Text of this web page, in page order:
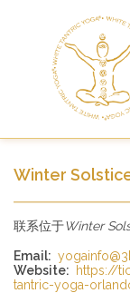
Winter
联系位于Winter
Email:
Website:
https://
tantric-yoga-